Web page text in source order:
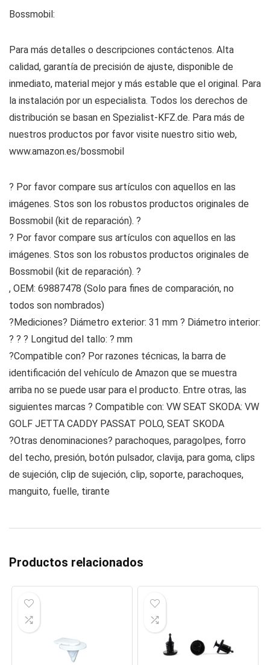
Bossmobil:
Para más detalles o descripciones contáctenos. Alta
calidad, garantía de precisión de ajuste, disponible de
inmediato, material mejor y más estable que el original. Para
la instalación por un especialista. Todos los derechos de
distribución se basan en Spezialist-KFZ.de. Para más de
nuestros productos por favor visite nuestro sitio web,
www.amazon.es/bossmobil
? Por favor compare sus artículos con aquellos en las
imágenes. Stos son los robustos productos originales de
Bossmobil (kit de reparación). ?
? Por favor compare sus artículos con aquellos en las
imágenes. Stos son los robustos productos originales de
Bossmobil (kit de reparación). ?
, OEM: 69887478 (Solo para fines de comparación, no
todos son nombrados)
?Mediciones? Diámetro exterior: 31 mm ? Diámetro interior:
? ? ? Longitud del tallo: ? mm
?Compatible con? Por razones técnicas, la barra de
identificación del vehículo de Amazon que se muestra
arriba no se puede usar para el producto. Entre otras, las
siguientes marcas ? Compatible con: VW SEAT SKODA: VW
GOLF JETTA CADDY PASSAT POLO, SEAT SKODA
?Otras denominaciones? parachoques, paragolpes, forro
del techo, presión, botón pulsador, clavija, para goma, clips
de sujeción, clip de sujeción, clip, soporte, parachoques,
manguito, fuelle, tirante
Productos relacionados